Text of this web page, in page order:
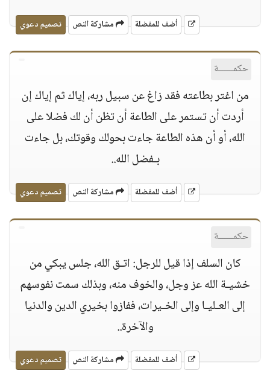
أضف للمفضلة مشاركة النص تصميم دعوي
حكمــــــة
من اغتر بطاعته فقد زاغ عن سبيل ربه، إياك ثم إياك إن
أردت أن تستمر على الطاعة أن تظن أن لك فضلا على
الله، أو أن هذه الطاعة جاءت بحولك وقوتك، بل جاءت
بـفضل الله..
أضف للمفضلة مشاركة النص تصميم دعوي
حكمــــــة
كان السلف إذا قيل للرجل: اتـق الله، جلس يبكي من
خشيـة الله عز وجل، والخوف منه، وبذلك سمت نفوسهم
إلى العـليـا وإلى الخـيرات، ففازوا بخيري الدين والدنيا
والآخرة..
أضف للمفضلة مشاركة النص تصميم دعوي